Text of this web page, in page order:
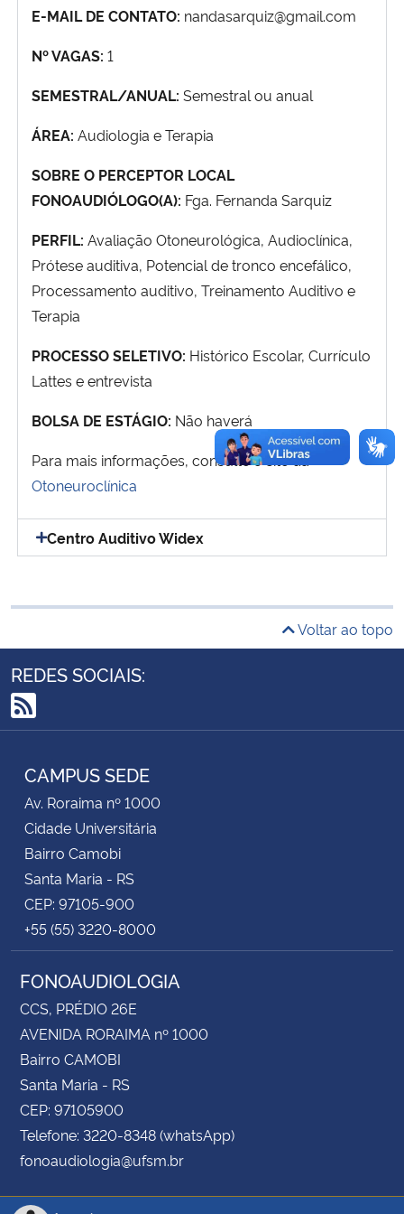
Ministério da Cidadania
Ministério da Saúde
Ministério do Meio Ambiente
Ministério do Desenvolvimento Regional
Controladoria-Geral da União
Secretaria de Governo
Gabinete de Segurança Institucional
Planalto
E-MAIL DE CONTATO: nandasarquiz@gmail.com
Nº VAGAS: 1
SEMESTRAL/ANUAL: Semestral ou anual
ÁREA: Audiologia e Terapia
SOBRE O PERCEPTOR LOCAL
FONOAUDIÓLOGO(A): Fga. Fernanda Sarquiz
PERFIL: Avaliação Otoneurológica, Audioclínica,
Prótese auditiva, Potencial de tronco encefálico,
Processamento auditivo, Treinamento Auditivo e
Terapia
PROCESSO SELETIVO: Histórico Escolar, Currículo
Lattes e entrevista
BOLSA DE ESTÁGIO: Não haverá
Para mais informações, consulte o site da
Otoneuroclínica
Centro Auditivo Widex
Voltar ao topo
REDES SOCIAIS:
RSS
CAMPUS SEDE
Av. Roraima nº 1000
Cidade Universitária
Bairro Camobi
Santa Maria - RS
CEP: 97105-900
+55 (55) 3220-8000
FONOAUDIOLOGIA
CCS, PRÉDIO 26E
AVENIDA RORAIMA nº 1000
Bairro CAMOBI
Santa Maria - RS
CEP: 97105900
Telefone: 3220-8348 (whatsApp)
fonoaudiologia@ufsm.br